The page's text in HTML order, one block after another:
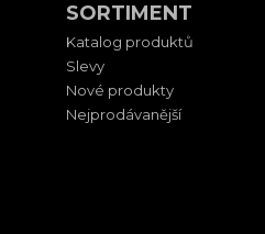
SORTIMENT
Katalog produktů
Slevy
Nové produkty
Nejprodávanější